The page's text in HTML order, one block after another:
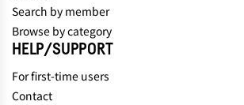
Search by member
Browse by category
HELP/SUPPORT
For first-time users
Contact